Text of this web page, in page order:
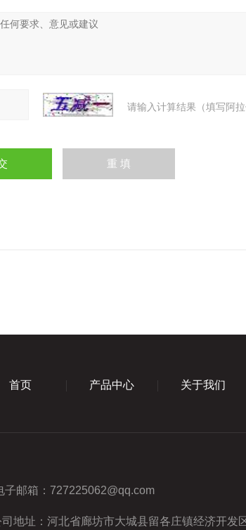
请输入计算结果（填写阿
首页 产品中心 关于我们
子邮箱： 727225062@qq.com
司地址：河北省廊坊市大城县留各庄镇经济开发